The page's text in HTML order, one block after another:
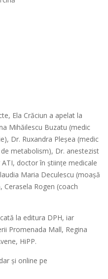
Ela Crăciun a apelat la
Mihăilescu Buzatu (medic
Dr. Ruxandra Pleșea (medic
metabolism), Dr. anestezist
doctor în științe medicale
Maria Deculescu (moașă
Cerasela Rogen (coach
la editura DPH, iar
Promenada Mall, Regina
HiPP.
și online pe